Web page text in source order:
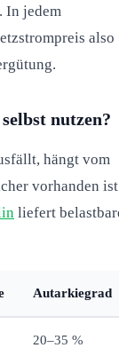
In jedem
also
nutzen?
hängt vom
vorhanden
liefert
Autarkiegrad
20–35 %